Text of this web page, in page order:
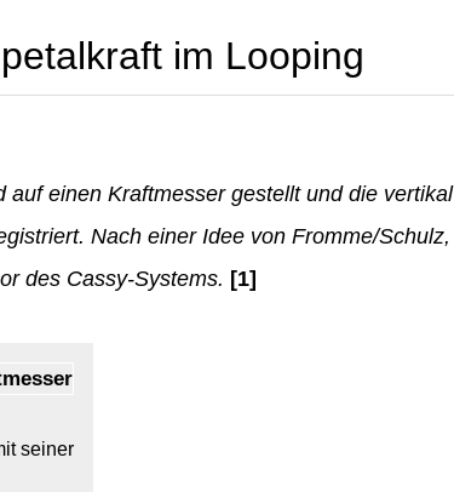
im Looping
einen Kraftmesser gestellt und die vertikal
Nach einer Idee von Fromme/Schulz,
des Cassy-Systems. [1]
seiner